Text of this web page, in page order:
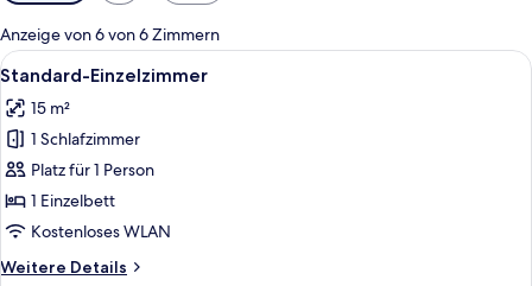
für
Zimmer
Anzeige von 6 von 6 Zimmern
Alle
Fotos
für
Standard-
Einzelzimmer
anzeigen
Ein Hotelzimmer mit einem Bett,
6
Standard-Einzelzimmer
15 m²
1 Schlafzimmer
Platz für 1 Person
1 Einzelbett
Kostenloses WLAN
Weitere Details
Weitere